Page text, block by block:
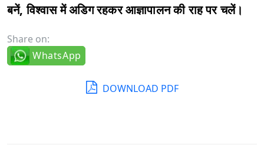
बनें, विश्वास में अडिग रहकर आज्ञापालन की राह पर चलें।
Share on:
WhatsApp
DOWNLOAD PDF